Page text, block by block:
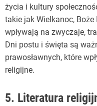
życia i kultury
takie jak Wielkanoc,
wpływają na zwyczaje,
Dni postu i święta są
prawosławnych, które
religijne.
5. Literatura